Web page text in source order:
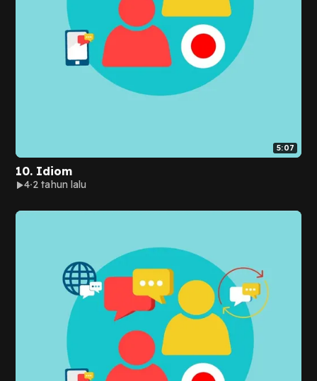
5:07
10. Idiom
4 2 tahun lalu